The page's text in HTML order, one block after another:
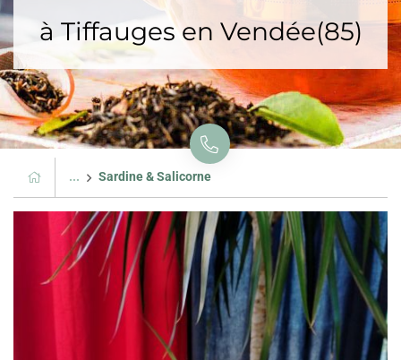
à Tiffauges en Vendée(85)
... Sardine & Salicorne